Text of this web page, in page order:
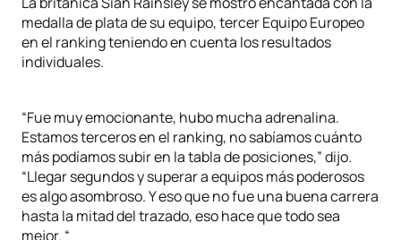
medalla de plata de su equipo, tercer Equipo Europeo
en el ranking teniendo en cuenta los resultados
individuales.
“Fue muy emocionante, hubo mucha adrenalina.
Estamos terceros en el ranking, no sabíamos cuánto
más podíamos subir en la tabla de posiciones,” dijo.
“Llegar segundos y superar a equipos más poderosos
es algo asombroso. Y eso que no fue una buena carrera
hasta la mitad del trazado, eso hace que todo sea
mejor. “